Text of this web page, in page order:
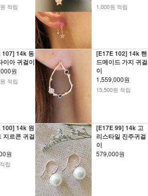
적립 1,000원 적립
107] 14k 동
이아 귀걸이
원
적립
[E17E 102] 14k 핸
드메이드 가지 귀걸
이
1,559,000원
15,500원 적립
100] 14k 원
지르콘 귀걸
원
립
[E17E 99] 14k 고
리스타일 진주귀걸
이
579,000원